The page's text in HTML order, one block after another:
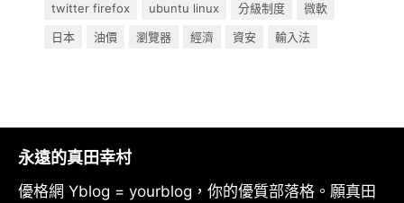
twitter firefox
ubuntu linux 分級制度
微軟
日本
油價 瀏覽器 經濟 資安 輸入法
永遠的真田幸村
優格網 Yblog = yourblog，你的優質部落格。願真田